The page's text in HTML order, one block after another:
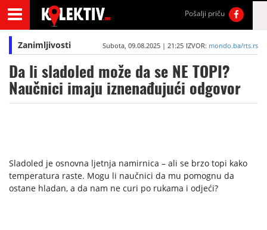
Pošalji priču
Zanimljivosti Subota, 09.08.2025 | 21:25 IZVOR: mondo.ba/rts.rs
Da li sladoled može da se NE TOPI?
Naučnici imaju iznenađujući odgovor
Sladoled je osnovna ljetnja namirnica – ali se brzo topi kako
temperatura raste. Mogu li naučnici da mu pomognu da
ostane hladan, a da nam ne curi po rukama i odjeći?